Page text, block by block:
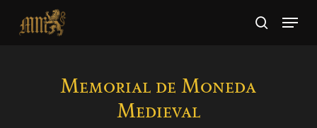
main
search
Menu
Memorial de Moneda
Medieval